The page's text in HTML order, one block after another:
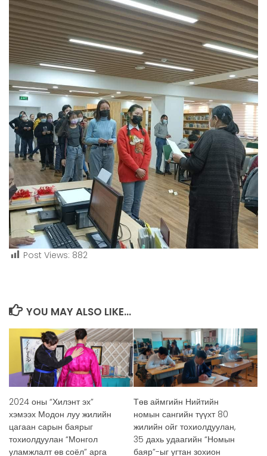
Post Views: 882
YOU MAY ALSO LIKE...
2024 оны “Хилэнт эх”
хэмээх Модон луу жилийн
цагаан сарын баярыг
тохиолдуулан “Монгол
уламжлалт өв соёл” арга
Төв аймгийн Нийтийн
номын сангийн түүхт 80
жилийн ойг тохиолдуулан,
35 дахь удаагийн “Номын
баяр”-ыг угтан зохион